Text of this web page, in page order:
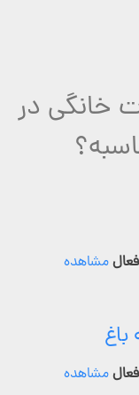
خانگی در
مشاهده
مشاهده